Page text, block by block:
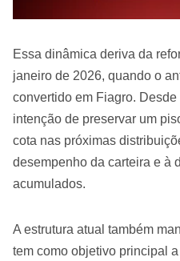
Essa dinâmica deriva da
janeiro de 2026, quando o
convertido em Fiagro.
intenção de preservar um
cota nas próximas
desempenho da carteira e à
acumulados.
A estrutura atual também
tem como objetivo principal